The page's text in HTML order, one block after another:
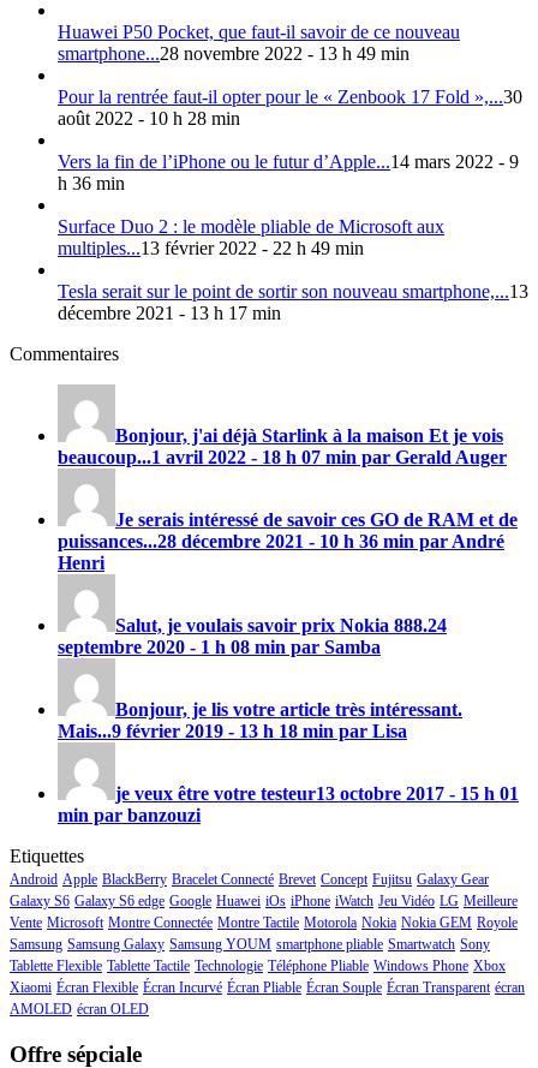
Huawei P50 Pocket, que faut-il savoir de ce nouveau
smartphone...28 novembre 2022 - 13 h 49 min
Pour la rentrée faut-il opter pour le « Zenbook 17 Fold »,...30
août 2022 - 10 h 28 min
Vers la fin de l’iPhone ou le futur d’Apple...14 mars 2022 - 9
h 36 min
Surface Duo 2 : le modèle pliable de Microsoft aux
multiples...13 février 2022 - 22 h 49 min
Tesla serait sur le point de sortir son nouveau smartphone,...13
décembre 2021 - 13 h 17 min
Commentaires
Bonjour, j'ai déjà Starlink à la maison Et je vois
beaucoup...1 avril 2022 - 18 h 07 min par Gerald Auger
Je serais intéressé de savoir ces GO de RAM et de
puissances...28 décembre 2021 - 10 h 36 min par André
Henri
Salut, je voulais savoir prix Nokia 888.24
septembre 2020 - 1 h 08 min par Samba
Bonjour, je lis votre article très intéressant.
Mais...9 février 2019 - 13 h 18 min par Lisa
je veux être votre testeur13 octobre 2017 - 15 h 01
min par banzouzi
Etiquettes
Android Apple BlackBerry Bracelet Connecté Brevet Concept Fujitsu Galaxy Gear
Galaxy S6 Galaxy S6 edge Google Huawei iOs iPhone iWatch Jeu Vidéo LG Meilleure
Vente Microsoft Montre Connectée Montre Tactile Motorola Nokia Nokia GEM Royole
Samsung Samsung Galaxy Samsung YOUM smartphone pliable Smartwatch Sony
Tablette Flexible Tablette Tactile Technologie Téléphone Pliable Windows Phone Xbox
Xiaomi Écran Flexible Écran Incurvé Écran Pliable Écran Souple Écran Transparent écran
AMOLED écran OLED
Offre sépciale